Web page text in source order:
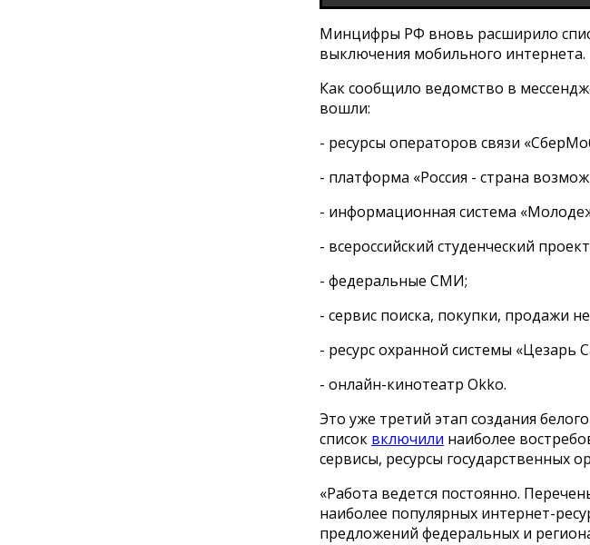
Минцифры РФ вновь расширило
выключения мобильного интернета.
Как сообщило ведомство в
вошли:
- ресурсы операторов связи
- платформа «Россия - страна
- информационная система
- всероссийский студенческий
- федеральные СМИ;
- сервис поиска, покупки, продажи
- ресурс охранной системы «Цезарь
- онлайн-кинотеатр Okko.
Это уже третий этап создания
список включили наиболее
сервисы, ресурсы государственных
«Работа ведется постоянно.
наиболее популярных интернет-
предложений федеральных и